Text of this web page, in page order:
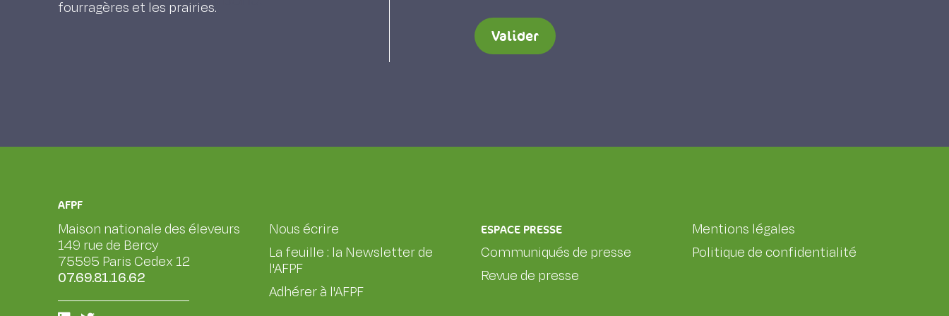
fourragères et les prairies.
Valider
AFPF
Maison nationale des éleveurs
149 rue de Bercy
75595 Paris Cedex 12
07.69.81.16.62
Nous écrire
La feuille : la Newsletter de
l'AFPF
Adhérer à l'AFPF
ESPACE PRESSE
Communiqués de presse
Revue de presse
Mentions légales
Politique de confidentialité